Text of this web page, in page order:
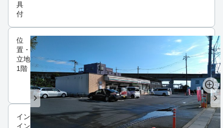
具
付
位
置・
立地
1階
インフラ
インターネット可